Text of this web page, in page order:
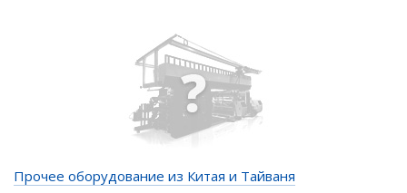
Прочее оборудование из Китая и Тайваня